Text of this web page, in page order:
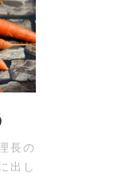
長の
出し